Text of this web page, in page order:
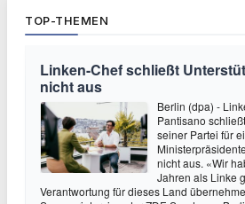
TOP-THEMEN
Linken-Chef schließt
nicht aus
Berlin (dpa) -
Pantisano
seiner Partei für
nicht aus. «Wir
Jahren als Linke
Verantwortung für dieses Land